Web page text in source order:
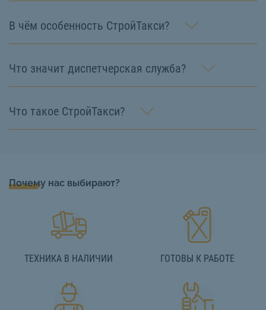
В чём особенность СтройТакси?
Что значит диспетчерская служба?
Что такое СтройТакси?
Почему нас выбирают?
ТЕХНИКА В НАЛИЧИИ ГОТОВЫ К РАБОТЕ